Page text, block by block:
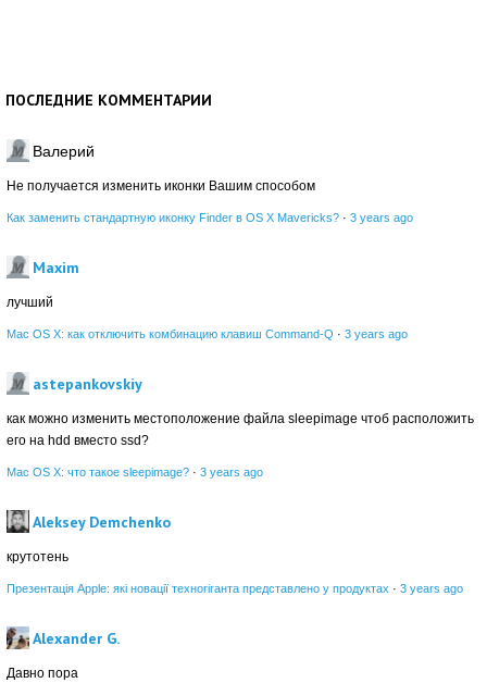
ПОСЛЕДНИЕ КОММЕНТАРИИ
Валерий
Не получается изменить иконки Вашим способом
Как заменить стандартную иконку Finder в OS X Mavericks? · 3 years ago
Maxim
лучший
Mac OS X: как отключить комбинацию клавиш Command-Q · 3 years ago
astepankovskiy
как можно изменить местоположение файла sleepimage чтоб расположить
его на hdd вместо ssd?
Mac OS X: что такое sleepimage? · 3 years ago
Aleksey Demchenko
крутотень
Презентація Apple: які новації техногіганта представлено у продуктах · 3 years ago
Alexander G.
Давно пора